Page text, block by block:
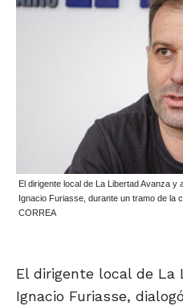
El dirigente local de La Libertad Avanza
Ignacio Furiasse, durante un tramo de la
CORREA
El dirigente local de La
Ignacio Furiasse,